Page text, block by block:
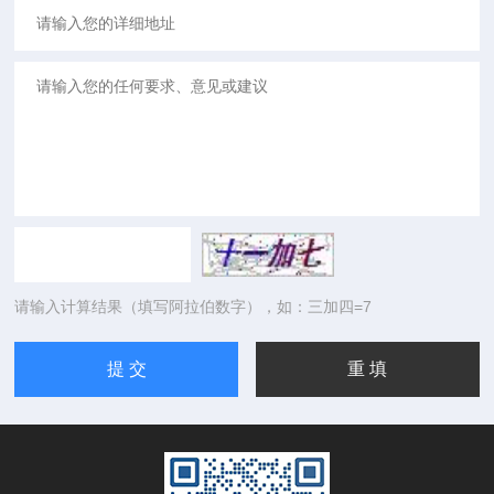
请输入计算结果（填写阿拉伯数字），如：三加四=7